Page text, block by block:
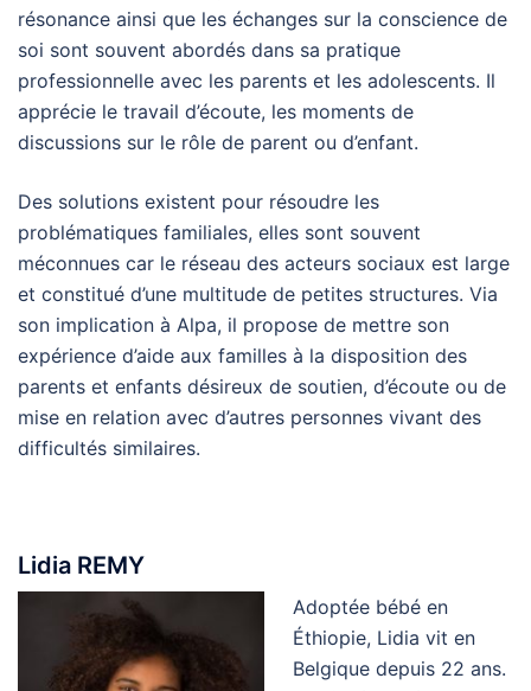
résonance ainsi que les échanges sur la conscience de
soi sont souvent abordés dans sa pratique
professionnelle avec les parents et les adolescents. Il
apprécie le travail d’écoute, les moments de
discussions sur le rôle de parent ou d’enfant.
Des solutions existent pour résoudre les
problématiques familiales, elles sont souvent
méconnues car le réseau des acteurs sociaux est large
et constitué d’une multitude de petites structures. Via
son implication à Alpa, il propose de mettre son
expérience d’aide aux familles à la disposition des
parents et enfants désireux de soutien, d’écoute ou de
mise en relation avec d’autres personnes vivant des
difficultés similaires.
Lidia REMY
Adoptée bébé en
Éthiopie, Lidia vit en
Belgique depuis 22 ans.